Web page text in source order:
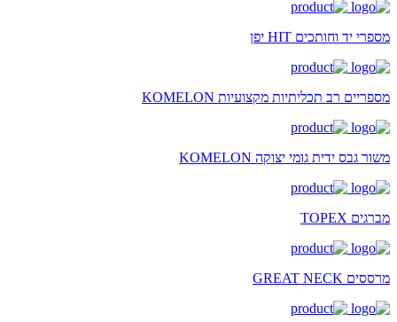
מספרי יד וחותכים HIT יפן
מספריים רב תכליתיות מקצועיות KOMELON
משור גבס ידית גומי יצוקה KOMELON
מברגים TOPEX
מרססים GREAT NECK